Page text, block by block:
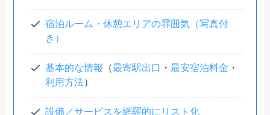
宿泊ルーム・休憩エリアの雰囲気（写真付
き）
基本的な情報 （最寄駅出口 ・最安宿泊料金 ・
利用方法）
設備／サービスを網羅的にリスト化